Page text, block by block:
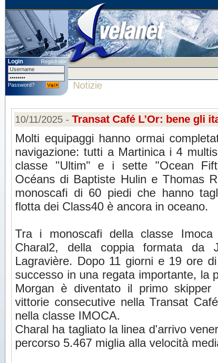
Login Registrati»
Password? Notizie
10/11/2025 - Transat Café L’Or: bene gli
Molti equipaggi hanno ormai
navigazione: tutti a Martinica i 4
classe "Ultim" e i sette "Ocean
Océans di Baptiste Hulin e Thomas
monoscafi di 60 piedi che hanno
flotta dei Class40 è ancora in oceano.
Tra i monoscafi della classe
Charal2, della coppia formata da
Lagravière. Dopo 11 giorni e 19 ore
successo in una regata importante, la
Morgan è diventato il primo
vittorie consecutive nella Transat
nella classe IMOCA.
Charal ha tagliato la linea d'arrivo
percorso 5.467 miglia alla velocità